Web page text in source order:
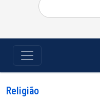
por:
Religião